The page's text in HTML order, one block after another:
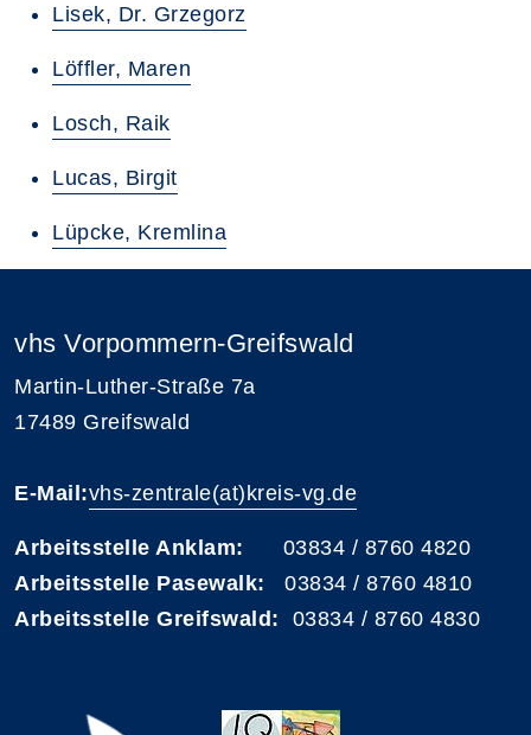
Lisek, Dr. Grzegorz
Löffler, Maren
Losch, Raik
Lucas, Birgit
Lüpcke, Kremlina
vhs Vorpommern-Greifswald
Martin-Luther-Straße 7a
17489 Greifswald
E-Mail:vhs-zentrale(at)kreis-vg.de
Arbeitsstelle Anklam: 03834 / 8760 4820
Arbeitsstelle Pasewalk: 03834 / 8760 4810
Arbeitsstelle Greifswald: 03834 / 8760 4830